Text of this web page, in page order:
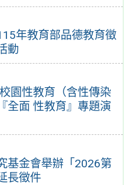
年教育部品德教育徵
動
園性教育（含性傳染
全面 性教育』專題演
基金會舉辦「2026第
長徵件